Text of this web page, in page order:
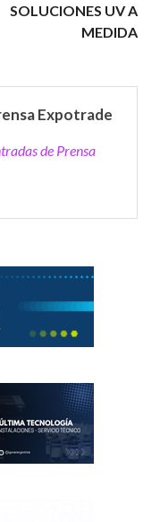
SOLUCIONES UV A
MEDIDA
Expotrade
de Prensa